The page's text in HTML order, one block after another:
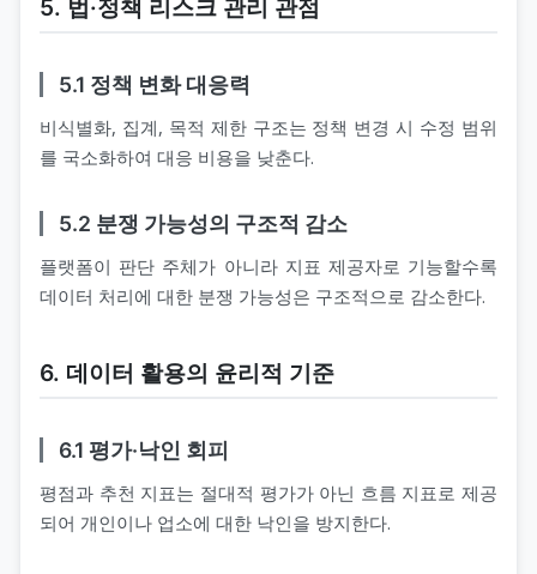
5. 법·정책 리스크 관리 관점
5.1 정책 변화 대응력
비식별화, 집계, 목적 제한 구조는 정책 변경 시 수정 범위
를 국소화하여 대응 비용을 낮춘다.
5.2 분쟁 가능성의 구조적 감소
플랫폼이 판단 주체가 아니라 지표 제공자로 기능할수록
데이터 처리에 대한 분쟁 가능성은 구조적으로 감소한다.
6. 데이터 활용의 윤리적 기준
6.1 평가·낙인 회피
평점과 추천 지표는 절대적 평가가 아닌 흐름 지표로 제공
되어 개인이나 업소에 대한 낙인을 방지한다.